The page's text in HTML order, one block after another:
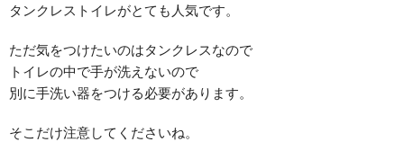
タンクレストイレがとても人気です。
ただ気をつけたいのはタンクレスなので
トイレの中で手が洗えないので
別に手洗い器をつける必要があります。
そこだけ注意してくださいね。